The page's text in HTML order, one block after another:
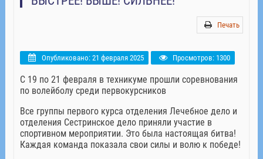
Печать
Опубликовано: 21 февраля 2025 Просмотров: 1300
С 19 по 21 февраля в техникуме прошли соревнования
по волейболу среди первокурсников
Все группы первого курса отделения Лечебное дело и
отделения Сестринское дело приняли участие в
спортивном мероприятии. Это была настоящая битва!
Каждая команда показала свои силы и волю к победе!